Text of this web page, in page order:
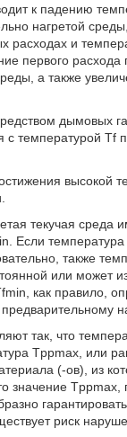
к падению
нагретой
расходах и
первого
а также
дымовых
температурой Tf
высокой
текучая среда
Если
также
или может
как правило,
так, что
Tppmax, или
(-ов), из
значение
риск